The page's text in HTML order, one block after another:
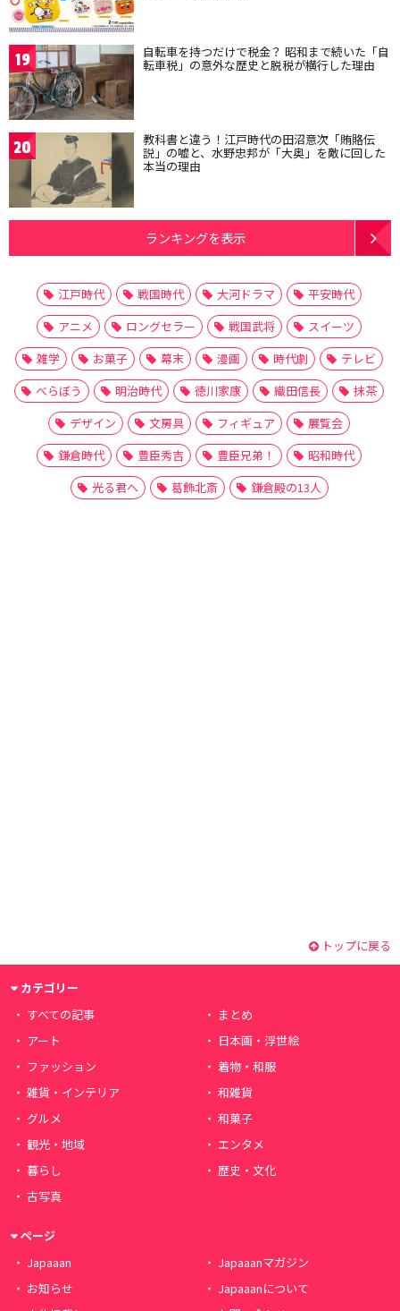
19 自転車を持つだけで税金？ 昭和まで続いた「自
転車税」の意外な歴史と脱税が横行した理由
20 教科書と違う！江戸時代の田沼意次「賄賂伝
説」の嘘と、水野忠邦が「大奥」を敵に回した
本当の理由
ランキングを表示
江戸時代 戦国時代 大河ドラマ
平安時代
アニメ
ロングセラー 戦国武将
スイーツ
雑学
お菓子 幕末 漫画 時代劇
テレビ
べらぼう
明治時代 徳川家康 織田信長
抹茶
デザイン
文房具 フィギュア
展覧会
鎌倉時代
豊臣秀吉 豊臣兄弟！
昭和時代
光る君へ
葛飾北斎 鎌倉殿の13人
トップに戻る
カテゴリー
すべての記事
まとめ
アート
日本画・浮世絵
ファッション
着物・和服
雑貨・インテリア
和雑貨
グルメ
和菓子
観光・地域
エンタメ
暮らし
歴史・文化
古写真
ページ
Japaaan
Japaaanマガジン
お知らせ
Japaaanについて